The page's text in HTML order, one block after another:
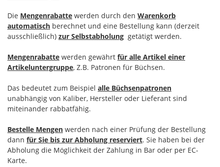
Die Mengenrabatte werden durch den Warenkorb
automatisch berechnet und eine Bestellung kann (derzeit
ausschließlich) zur Selbstabholung getätigt werden.
Mengenrabatte werden gewährt für alle Artikel einer
Artikeluntergruppe, Z.B. Patronen für Büchsen.
Das bedeutet zum Beispiel alle Büchsenpatronen
unabhängig von Kaliber, Hersteller oder Lieferant sind
miteinander rabbatfähig.
Bestelle Mengen werden nach einer Prüfung der Bestellung
dann für Sie bis zur Abholung reserviert. Sie haben bei der
Abholung die Möglichkeit der Zahlung in Bar oder per EC-
Karte.